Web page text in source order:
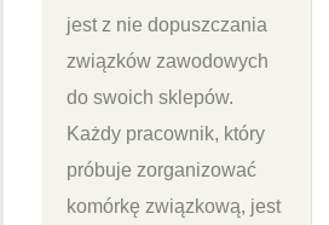
jest z nie dopuszczania
związków zawodowych
do swoich sklepów.
Każdy pracownik, który
próbuje zorganizować
komórkę związkową, jest